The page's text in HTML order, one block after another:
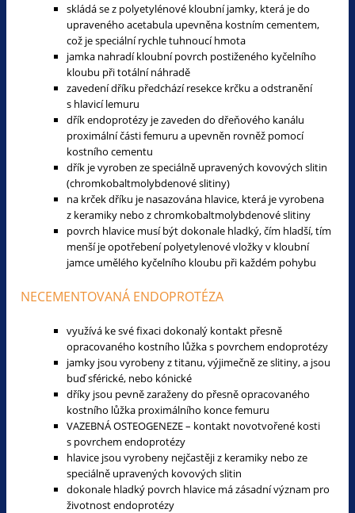
skládá se z polyetylénové kloubní jamky, která je do
upraveného acetabula upevněna kostním cementem,
což je speciální rychle tuhnoucí hmota
jamka nahradí kloubní povrch postiženého kyčelního
kloubu při totální náhradě
zavedení dříku předchází resekce krčku a odstranění
s hlavicí lemuru
dřík endoprotézy je zaveden do dřeňového kanálu
proximální části femuru a upevněn rovněž pomocí
kostního cementu
dřík je vyroben ze speciálně upravených kovových slitin
(chromkobaltmolybdenové slitiny)
na krček dříku je nasazována hlavice, která je vyrobena
z keramiky nebo z chromkobaltmolybdenové slitiny
povrch hlavice musí být dokonale hladký, čím hladší, tím
menší je opotřebení polyetylenové vložky v kloubní
jamce umělého kyčelního kloubu při každém pohybu
NECEMENTOVANÁ ENDOPROTÉZA
využívá ke své fixaci dokonalý kontakt přesně
opracovaného kostního lůžka s povrchem endoprotézy
jamky jsou vyrobeny z titanu, výjimečně ze slitiny, a jsou
buď sférické, nebo kónické
dříky jsou pevně zaraženy do přesně opracovaného
kostního lůžka proximálního konce femuru
VAZEBNÁ OSTEOGENEZE – kontakt novotvořené kosti
s povrchem endoprotézy
hlavice jsou vyrobeny nejčastěji z keramiky nebo ze
speciálně upravených kovových slitin
dokonale hladký povrch hlavice má zásadní význam pro
životnost endoprotézy